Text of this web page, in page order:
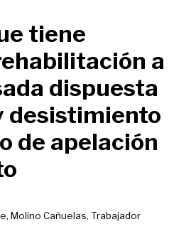
tiene
a
dispuesta
desistimiento
de apelación
, Molino Cañuelas, Trabajador